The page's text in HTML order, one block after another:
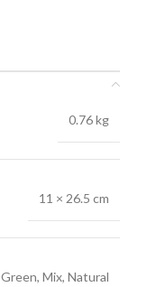
0.76 kg
11 × 26.5 cm
Green, Mix, Natural